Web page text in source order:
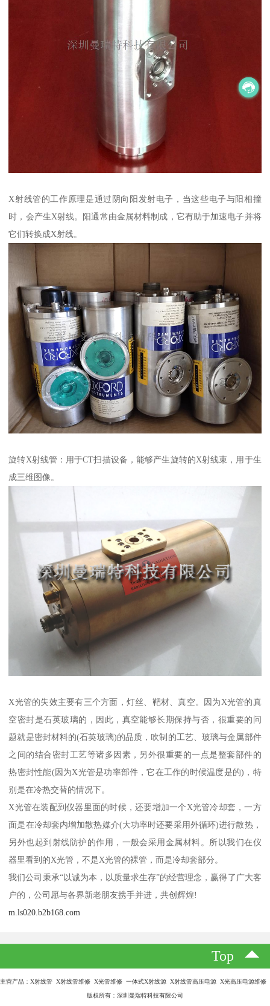
X射线管的工作原理是通过阴向阳发射电子，当这些电子与阳相撞
时，会产生X射线。阳通常由金属材料制成，它有助于加速电子并将
它们转换成X射线。
旋转X射线管：用于CT扫描设备，能够产生旋转的X射线束，用于生
成三维图像。
X光管的失效主要有三个方面，灯丝、靶材、真空。因为X光管的真
空密封是石英玻璃的，因此，真空能够长期保持与否，很重要的问
题就是密封材料的(石英玻璃)的品质，吹制的工艺、玻璃与金属部件
之间的结合密封工艺等诸多因素，另外很重要的一点是整套部件的
热密封性能(因为X光管是功率部件，它在工作的时候温度是的)，特
别是在冷热交替的情况下。
X光管在装配到仪器里面的时候，还要增加一个X光管冷却套，一方
面是在冷却套内增加散热媒介(大功率时还要采用外循环)进行散热，
另外也起到射线防护的作用，一般会采用金属材料。所以我们在仪
器里看到的X光管，不是X光管的裸管，而是冷却套部分。
我们公司秉承“以诚为本，以质量求生存”的经营理念，赢得了广大客
户的，公司愿与各界新老朋友携手并进，共创辉煌!
m.ls020.b2b168.com
Top
主营产品：X射线管 X射线管维修 X光管维修 一体式X射线源 X射线管高压电源 X光高压电源维修
版权所有：深圳曼瑞特科技有限公司